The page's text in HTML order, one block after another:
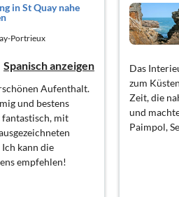
in St Quay nahe
Portrieux
Spanisch anzeigen
Aufenthalt.
und bestens
fantastisch, mit
kann die
empfehlen!
Das
zum
Zeit, die
und
Paimpol,